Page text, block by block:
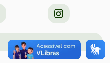
Acessar
a
Rede
Social